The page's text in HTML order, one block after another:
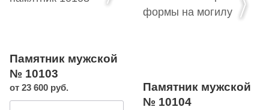
Памятник мужской
№ 10103
от 23 600 руб.
Памятник мужской
№ 10104